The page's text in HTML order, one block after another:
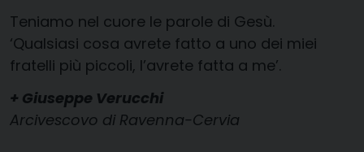
Teniamo nel cuore le parole di Gesù.
‘Qualsiasi cosa avrete fatto a uno dei miei
fratelli più piccoli, l’avrete fatta a me’.
+ Giuseppe Verucchi
Arcivescovo di Ravenna-Cervia